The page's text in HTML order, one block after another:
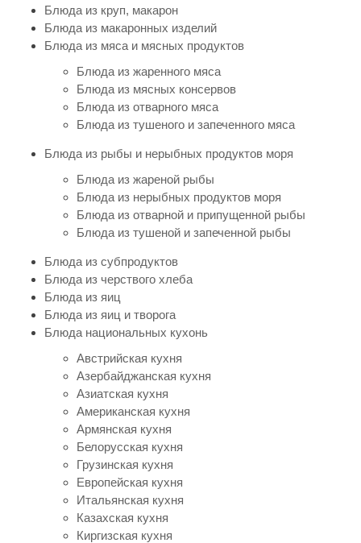
Блюда из круп, макарон
Блюда из макаронных изделий
Блюда из мяса и мясных продуктов
Блюда из жаренного мяса
Блюда из мясных консервов
Блюда из отварного мяса
Блюда из тушеного и запеченного мяса
Блюда из рыбы и нерыбных продуктов моря
Блюда из жареной рыбы
Блюда из нерыбных продуктов моря
Блюда из отварной и припущенной рыбы
Блюда из тушеной и запеченной рыбы
Блюда из субпродуктов
Блюда из черствого хлеба
Блюда из яиц
Блюда из яиц и творога
Блюда национальных кухонь
Австрийская кухня
Азербайджанская кухня
Азиатская кухня
Американская кухня
Армянская кухня
Белорусская кухня
Грузинская кухня
Европейская кухня
Итальянская кухня
Казахская кухня
Киргизская кухня